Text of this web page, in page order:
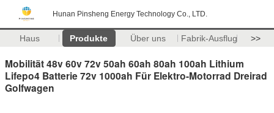
Hunan Pinsheng Energy Technology Co., LTD.
Haus Produkte Über uns Fabrik-Ausflug >>
Mobilität 48v 60v 72v 50ah 60ah 80ah 100ah Lithium
Lifepo4 Batterie 72v 1000ah Für Elektro-Motorrad Dreirad
Golfwagen